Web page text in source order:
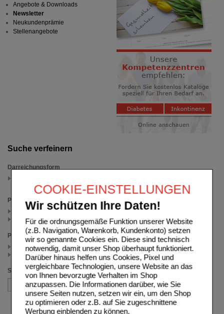
COOKIE-EINSTELLUNGEN
Wir schützen Ihre Daten!
Für die ordnungsgemäße Funktion unserer Website
(z.B. Navigation, Warenkorb, Kundenkonto) setzen
wir so genannte Cookies ein. Diese sind technisch
notwendig, damit unser Shop überhaupt funktioniert.
Darüber hinaus helfen uns Cookies, Pixel und
vergleichbare Technologien, unsere Website an das
von Ihnen bevorzugte Verhalten im Shop
anzupassen. Die Informationen darüber, wie Sie
unsere Seiten nutzen, setzen wir ein, um den Shop
zu optimieren oder z.B. auf Sie zugeschnittene
Werbung einblenden zu können.
Suche verfeinern
Darreichungsform
Packungsgröße
30 St (1)
10 St (1)
Preis
< 5.00 (1)
>= 5.00 (1)
Sortieren nach
Angebote & Downloads
Newsletter
Neukundenprämie
Stellenangebote